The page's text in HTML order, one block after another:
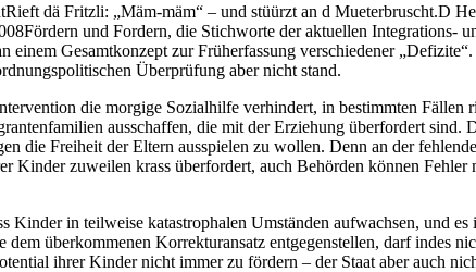
dä Fritzli: „Mäm-mäm“ – und stüürzt an d Mueterbruscht.D
und Fordern, die Stichworte der aktuellen Integrations-
einem Gesamtkonzept zur Früherfassung verschiedener
Überprüfung aber nicht stand.
die morgige Sozialhilfe verhindert, in bestimmten
ausschaffen, die mit der Erziehung überfordert sind.
die Freiheit der Eltern ausspielen zu wollen. Denn an der
Kinder zuweilen krass überfordert, auch Behörden können
Kinder in teilweise katastrophalen Umständen aufwachsen, und
dem überkommenen Korrekturansatz entgegenstellen, darf indes
ihrer Kinder nicht immer zu fördern – der Staat aber auch